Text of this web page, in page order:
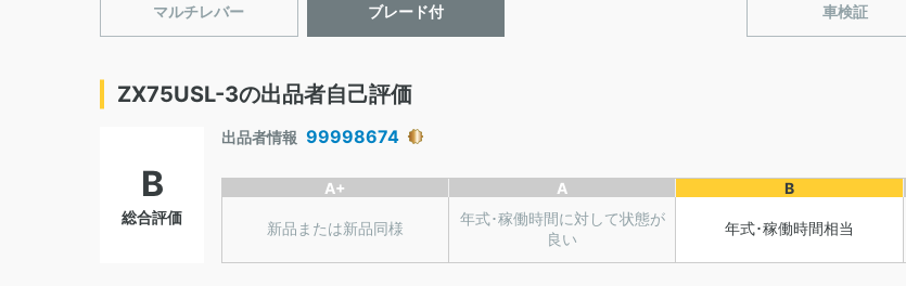
マルチレバー ブレード付 車検証
ZX75USL-3の出品者自己評価
B
総合評価
出品者情報 99998674
A+
新品または新品同様
A
年式･稼働時間に対して状態が
良い
B
年式･稼働時間相当